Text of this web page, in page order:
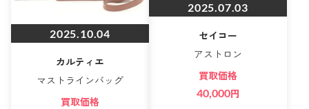
2025.10.04
カルティエ
マストラインバッグ
買取価格
2025.07.03
セイコー
アストロン
買取価格
40,000円